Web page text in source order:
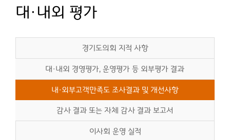
대·내외 평가
경기도의회 지적 사항
대·내외 경영평가, 운영평가 등 외부평가 결과
내·외부고객만족도 조사결과 및 개선사항
감사 결과 또는 자체 감사 결과 보고서
이사회 운영 실적